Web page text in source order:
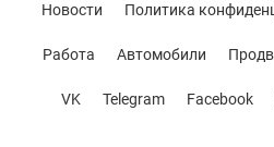
Новости Политика
Работа Автомобили
VK Telegram Facebook